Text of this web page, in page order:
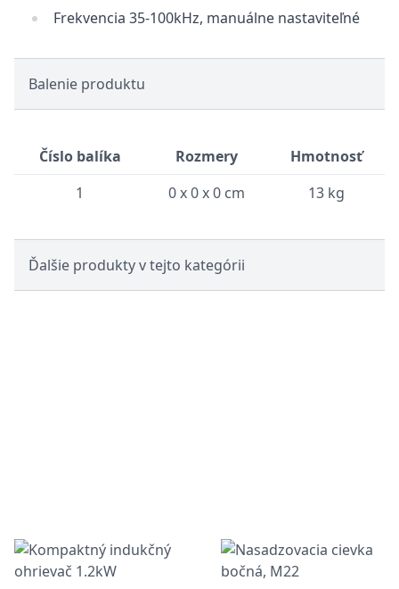
Frekvencia 35-100kHz, manuálne nastaviteľné
Balenie produktu
Číslo balíka Rozmery
Hmotnosť
1
0 x 0 x 0 cm 13 kg
Ďalšie produkty v tejto kategórii